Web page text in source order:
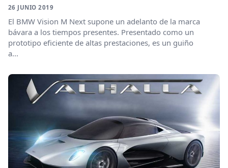
26 JUNIO 2019
El BMW Vision M Next supone un adelanto de la marca
bávara a los tiempos presentes. Presentado como un
prototipo eficiente de altas prestaciones, es un guiño
a...